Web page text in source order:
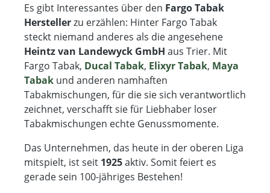
Es gibt Interessantes über den Fargo Tabak
Herstellerzu erzählen: Hinter Fargo Tabak
steckt niemand anderes als die angesehene
Heintz van Landewyck GmbH aus Trier. Mit
Fargo Tabak, Ducal Tabak, Elixyr Tabak, Maya
Tabak und anderen namhaften
Tabakmischungen, für die sie sich verantwortlich
zeichnet, verschafft sie für Liebhaber loser
Tabakmischungen echte Genussmomente.
Das Unternehmen, das heute in der oberen Liga
mitspielt, ist seit 1925aktiv. Somit feiert es
gerade sein 100-jähriges Bestehen!